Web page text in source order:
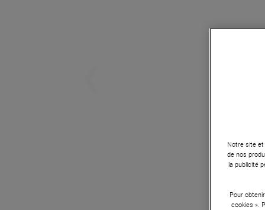
Notre site
de nos
la publicité
Pour
cookies ».